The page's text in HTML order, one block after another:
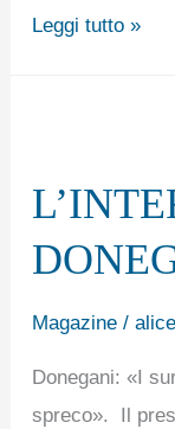
Leggi tutto »
Magazine/
Donegani: «I
spreco». Il
DONEGANI